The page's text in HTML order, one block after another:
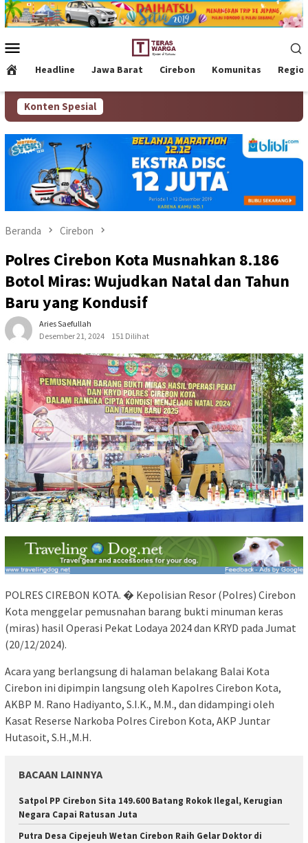
Loncat
ke
Mobile
Headline Jawa Barat Cirebon Komunitas
Konten Spesial
Beranda Cirebon
Polres Cirebon Kota Musnahkan 8.186
Botol Miras: Wujudkan Natal dan Tahun
Baru yang Kondusif
Aries Saefullah
Desember 21, 2024
151 Dilihat
POLRES CIREBON KOTA. � Kepolisian Resor (Polres) Cirebon
Kota menggelar pemusnahan barang bukti minuman keras
(miras) hasil Operasi Pekat Lodaya 2024 dan KRYD pada Jumat
(20/12/2024).
Acara yang berlangsung di halaman belakang Balai Kota
Cirebon ini dipimpin langsung oleh Kapolres Cirebon Kota,
AKBP M. Rano Hadiyanto, S.I.K., M.M., dan didampingi oleh
Kasat Reserse Narkoba Polres Cirebon Kota, AKP Juntar
Hutasoit, S.H.,M.H.
BACAAN LAINNYA
Satpol PP Cirebon Sita 149.600 Batang Rokok Ilegal, Kerugian
Negara Capai Ratusan Juta
Putra Desa Cipejeuh Wetan Cirebon Raih Gelar Doktor di